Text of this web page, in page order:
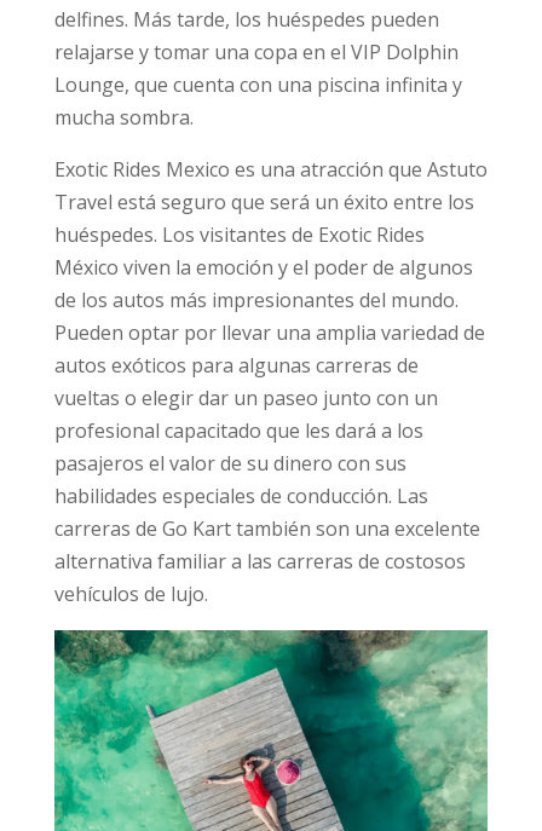
delfines. Más tarde, los huéspedes pueden
relajarse y tomar una copa en el VIP Dolphin
Lounge, que cuenta con una piscina infinita y
mucha sombra.
Exotic Rides Mexico es una atracción que Astuto
Travel está seguro que será un éxito entre los
huéspedes. Los visitantes de Exotic Rides
México viven la emoción y el poder de algunos
de los autos más impresionantes del mundo.
Pueden optar por llevar una amplia variedad de
autos exóticos para algunas carreras de
vueltas o elegir dar un paseo junto con un
profesional capacitado que les dará a los
pasajeros el valor de su dinero con sus
habilidades especiales de conducción. Las
carreras de Go Kart también son una excelente
alternativa familiar a las carreras de costosos
vehículos de lujo.